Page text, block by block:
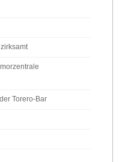
Torero-Bar